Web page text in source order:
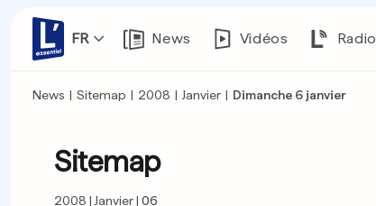
FR News Vidéos Radio
News | Sitemap | 2008 | Janvier | Dimanche 6 janvier
Sitemap
2008 Janvier 06